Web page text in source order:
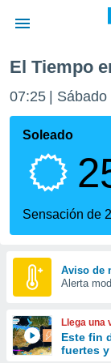
de
por
que se
calidad.
a este
las
y
forma
digital
basada
El Tiempo
07:25 Sábado
Soleado
Sensación de
Aviso de
Alerta
Llega una
Este fin
fuertes